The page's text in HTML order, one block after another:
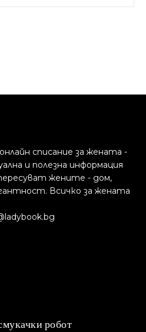
списание за жената -
и полезна информация
жените - дом,
Всичко за жената
робот